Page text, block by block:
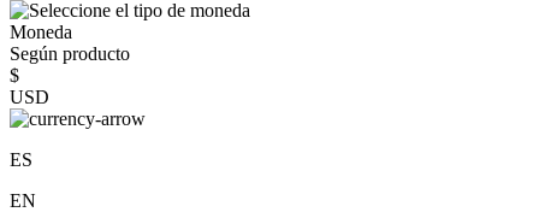
Moneda
Según producto
$
USD
ES
EN